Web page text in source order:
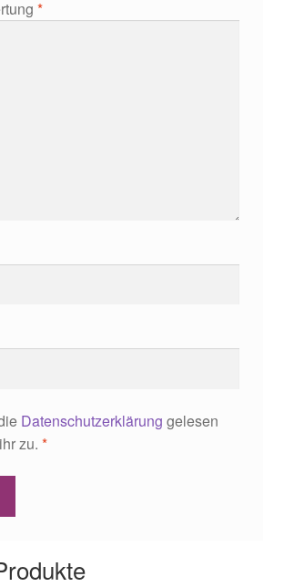
*
Datenschutzerklärung gelesen
zu. *